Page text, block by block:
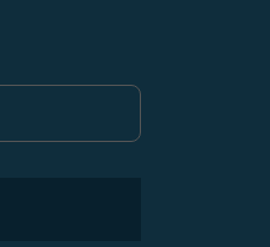
ス Selected